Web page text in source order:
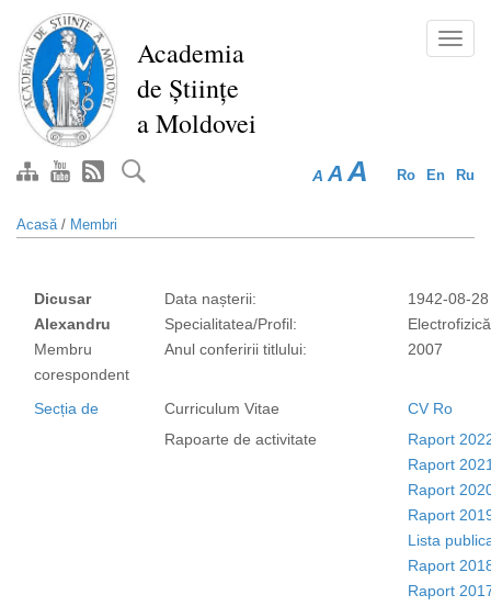
conţinutul
principal
Academia
de Științe
a Moldovei
Ro En Ru
A A A
Acasă/ Membri
Dicusar
Alexandru
Membru
corespondent
Data nașterii:
Specialitatea/Profil:
Anul conferirii titlului:
1942-08-28
2007
Secția de
Curriculum Vitae
Rapoarte de activitate
CV Ro
Raport
Raport
Raport
Raport
Lista
Raport
Raport